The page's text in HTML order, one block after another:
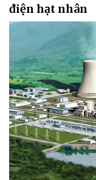
điện hạt nhân